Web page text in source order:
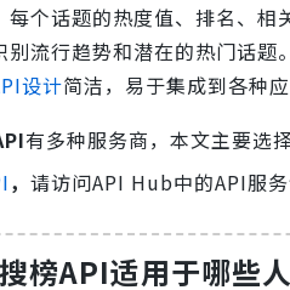
每个话题的热度值、排名、相
别流行趋势和潜在的热门话题。
设计简洁，易于集成到各种
有多种服务商，本文主要选
， 请访问API Hub中的API服务
榜API适用于哪些人